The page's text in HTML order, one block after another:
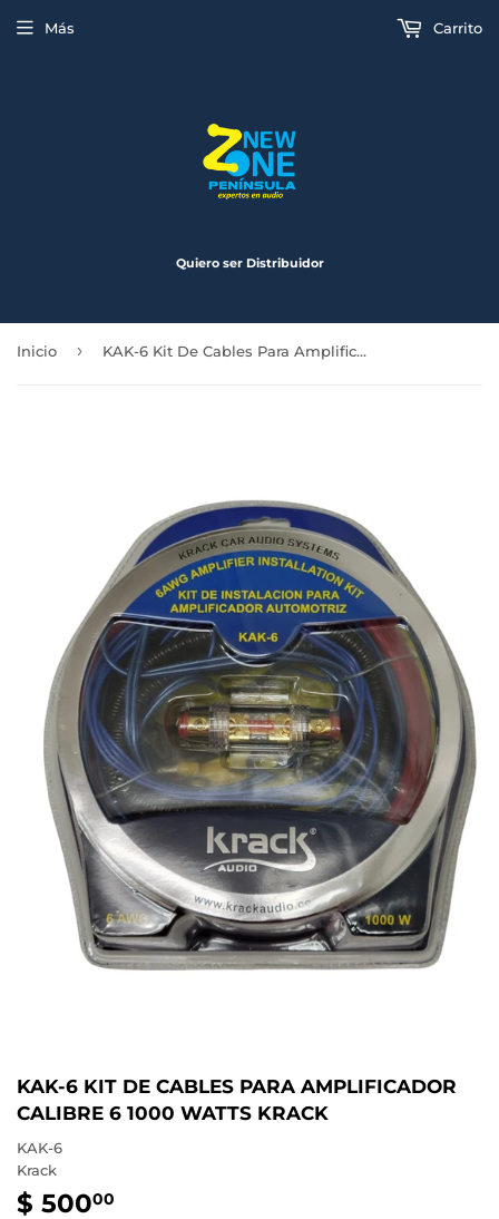
Quiero ser Distribuidor
Más Carrito
Inicio › KAK-6 Kit De Cables Para Amplificador Calibre 6 1000 Watts Krack
KAK-6 KIT DE CABLES PARA AMPLIFICADOR
CALIBRE 6 1000 WATTS KRACK
KAK-6
Krack
$ 50000